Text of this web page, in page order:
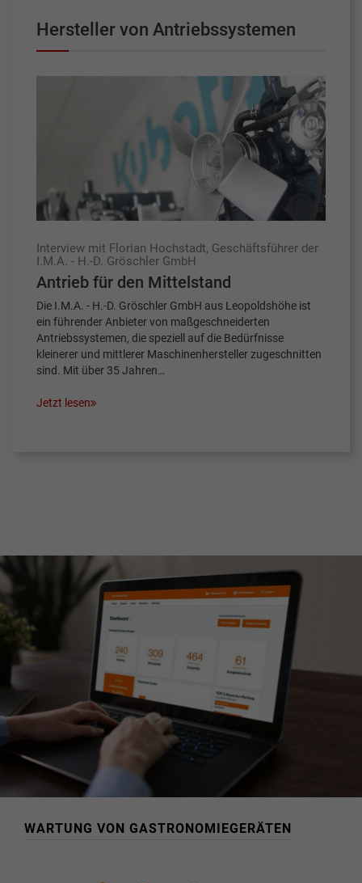
Hersteller von Antriebssystemen
Interview mit Florian Hochstadt, Geschäftsführer der
I.M.A. - H.-D. Gröschler GmbH
Antrieb für den Mittelstand
Die I.M.A. - H.-D. Gröschler GmbH aus Leopoldshöhe ist
ein führender Anbieter von maßgeschneiderten
Antriebssystemen, die speziell auf die Bedürfnisse
kleinerer und mittlerer Maschinenhersteller zugeschnitten
sind. Mit über 35 Jahren…
Jetzt lesen
WARTUNG VON GASTRONOMIEGERÄTEN